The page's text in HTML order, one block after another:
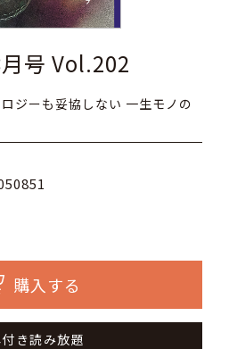
号 Vol.202
ジーも妥協しない 一生モノの
購入する
き読み放題